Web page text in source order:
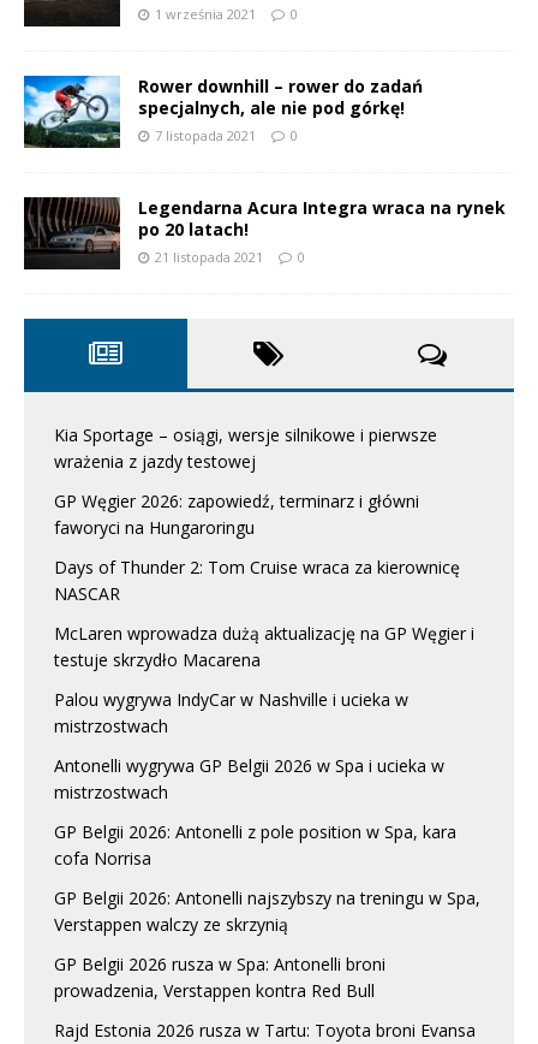
1 września 2021 0
Rower downhill – rower do zadań
specjalnych, ale nie pod górkę!
7 listopada 2021 0
Legendarna Acura Integra wraca na rynek
po 20 latach!
21 listopada 2021 0
Kia Sportage – osiągi, wersje silnikowe i pierwsze
wrażenia z jazdy testowej
GP Węgier 2026: zapowiedź, terminarz i główni
faworyci na Hungaroringu
Days of Thunder 2: Tom Cruise wraca za kierownicę
NASCAR
McLaren wprowadza dużą aktualizację na GP Węgier i
testuje skrzydło Macarena
Palou wygrywa IndyCar w Nashville i ucieka w
mistrzostwach
Antonelli wygrywa GP Belgii 2026 w Spa i ucieka w
mistrzostwach
GP Belgii 2026: Antonelli z pole position w Spa, kara
cofa Norrisa
GP Belgii 2026: Antonelli najszybszy na treningu w Spa,
Verstappen walczy ze skrzynią
GP Belgii 2026 rusza w Spa: Antonelli broni
prowadzenia, Verstappen kontra Red Bull
Rajd Estonia 2026 rusza w Tartu: Toyota broni Evansa